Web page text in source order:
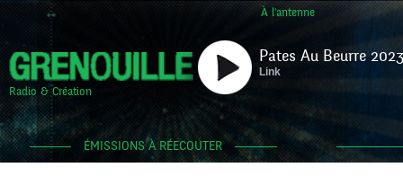
À l'antenne
Radio & Création
Pates Au Beurre
Link
ÉMISSIONS À RÉECOUTER